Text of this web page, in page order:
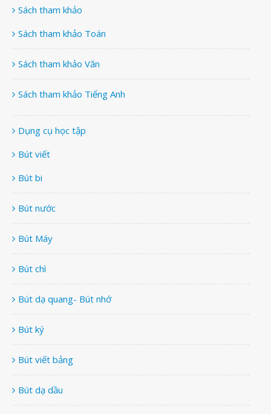
Sách tham khảo
Sách tham khảo Toán
Sách tham khảo Văn
Sách tham khảo Tiếng Anh
Dụng cụ học tập
Bút viết
Bút bi
Bút nước
Bút Máy
Bút chì
Bút dạ quang- Bút nhớ
Bút ký
Bút viết bảng
Bút dạ dầu